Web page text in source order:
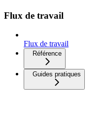
Flux de travail
Flux de travail
Référence
Guides pratiques